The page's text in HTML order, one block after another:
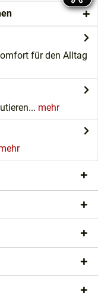
für den Alltag
mehr